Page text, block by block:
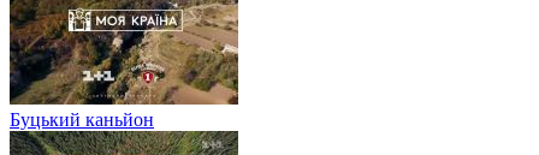
Буцький каньйон